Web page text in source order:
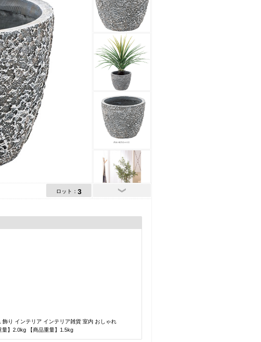
ロット： 3
飾り インテリア インテリア雑貨 室内 おしゃれ
量】2.0kg 【商品重量】1.5kg